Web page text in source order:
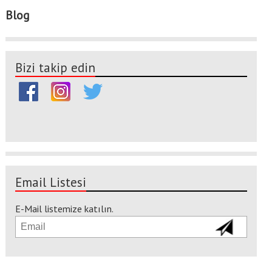
Blog
Bizi takip edin
Email Listesi
E-Mail listemize katılın.